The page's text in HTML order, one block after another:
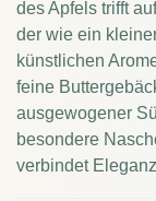
des Apfels trifft
der wie ein
künstlichen
feine
ausgewogener
besondere
verbindet